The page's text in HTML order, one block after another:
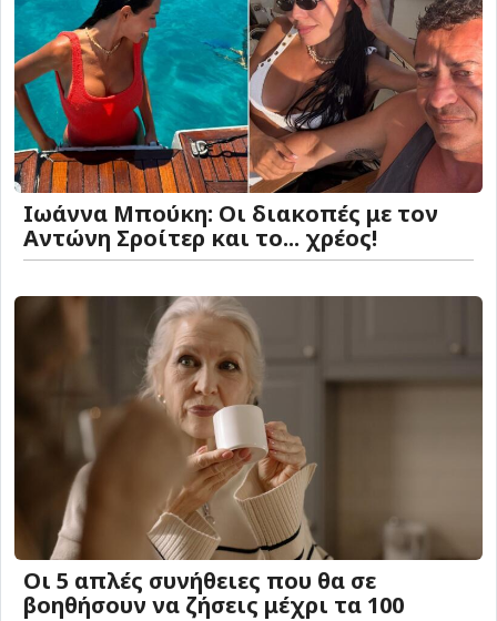
Ιωάννα Μπούκη: Οι διακοπές με τον
Αντώνη Σροίτερ και το... χρέος!
Οι 5 απλές συνήθειες που θα σε
βοηθήσουν να ζήσεις μέχρι τα 100